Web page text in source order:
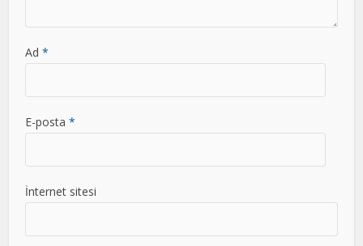
Ad*
E-posta*
İnternet sitesi